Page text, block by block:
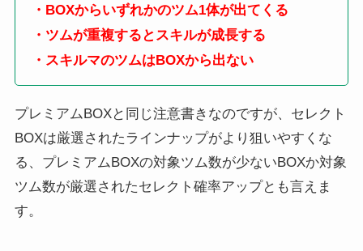
・BOXからいずれかのツム1体が出てくる
・ツムが重複するとスキルが成長する
・スキルマのツムはBOXから出ない
プレミアムBOXと同じ注意書きなのですが、セレクト
BOXは厳選されたラインナップがより狙いやすくな
る、プレミアムBOXの対象ツム数が少ないBOXか対象
ツム数が厳選されたセレクト確率アップとも言えま
す。